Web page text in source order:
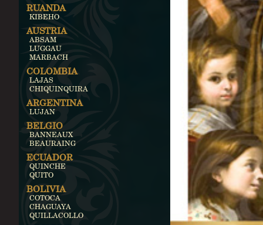
RUANDA
KIBEHO
AUSTRIA
ABSAM
LUGGAU
MARBACH
COLOMBIA
LAJAS
CHIQUINQUIRA
ARGENTINA
LUJAN
BELGIO
BANNEAUX
BEAURAING
ECUADOR
QUINCHE
QUITO
BOLIVIA
COTOCA
CHAGUAYA
QUILLACOLLO